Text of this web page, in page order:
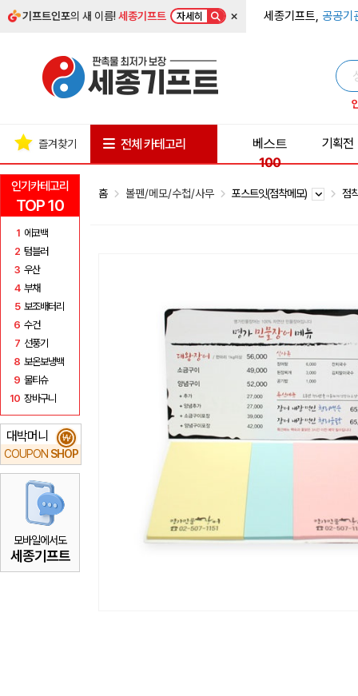
기프트인포의 새 이름!세종기프트 자세히 × 세종기프트, 공공기
인기카테고리
TOP 10
1 에코백
2 텀블러
3 우산
4 부채
5 보조배터리
6 수건
7 선풍기
8 보온보냉백
9 물티슈
10 장바구니
대박머니
COUPON SHOP
₩
모바일에서도
세종기프트
즐겨찾기 전체 카테고리
베스트
100
기획전
홈 볼펜/메모/수첩/사무 포스트잇(점착메모) 점